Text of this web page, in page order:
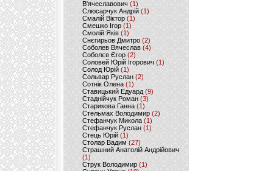
В'ячеславович(1)
Слюсарчук Андрій(1)
Смалій Віктор (1)
Смешко Ігор (1)
Смолій Яків (1)
Снєгирьов Дмитро (2)
Соболев Вячеслав (4)
Соболєв Єгор(2)
Соловей Юрій Ігорович (1)
Солод Юрій (1)
Сольвар Руслан (2)
Сотнік Олена(1)
Ставицький Едуард (9)
Стаднійчук Роман(3)
Старикова Ганна (1)
Стельмах Володимир(2)
Стефанчук Микола (1)
Стефанчук Руслан (1)
Стець Юрій (1)
Столар Вадим(27)
Страшний Анатолій Андрійович
(1)
Струк Володимир (1)